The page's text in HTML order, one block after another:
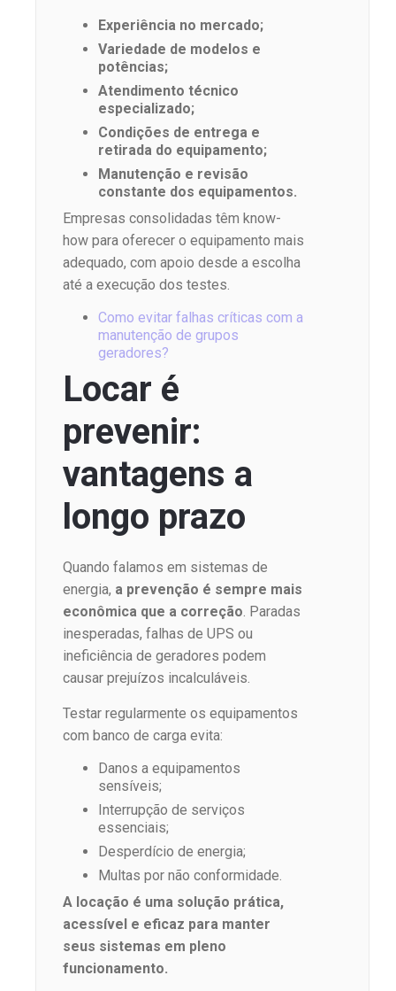
Experiência no mercado;
Variedade de modelos e
potências;
Atendimento técnico
especializado;
Condições de entrega e
retirada do equipamento;
Manutenção e revisão
constante dos equipamentos.
Empresas consolidadas têm know-
how para oferecer o equipamento mais
adequado, com apoio desde a escolha
até a execução dos testes.
Como evitar falhas críticas com a
manutenção de grupos
geradores?
Locar é
prevenir:
vantagens a
longo prazo
Quando falamos em sistemas de
energia, a prevenção é sempre mais
econômica que a correção . Paradas
inesperadas, falhas de UPS ou
ineficiência de geradores podem
causar prejuízos incalculáveis.
Testar regularmente os equipamentos
com banco de carga evita:
Danos a equipamentos
sensíveis;
Interrupção de serviços
essenciais;
Desperdício de energia;
Multas por não conformidade.
A locação é uma solução prática,
acessível e eficaz para manter
seus sistemas em pleno
funcionamento.